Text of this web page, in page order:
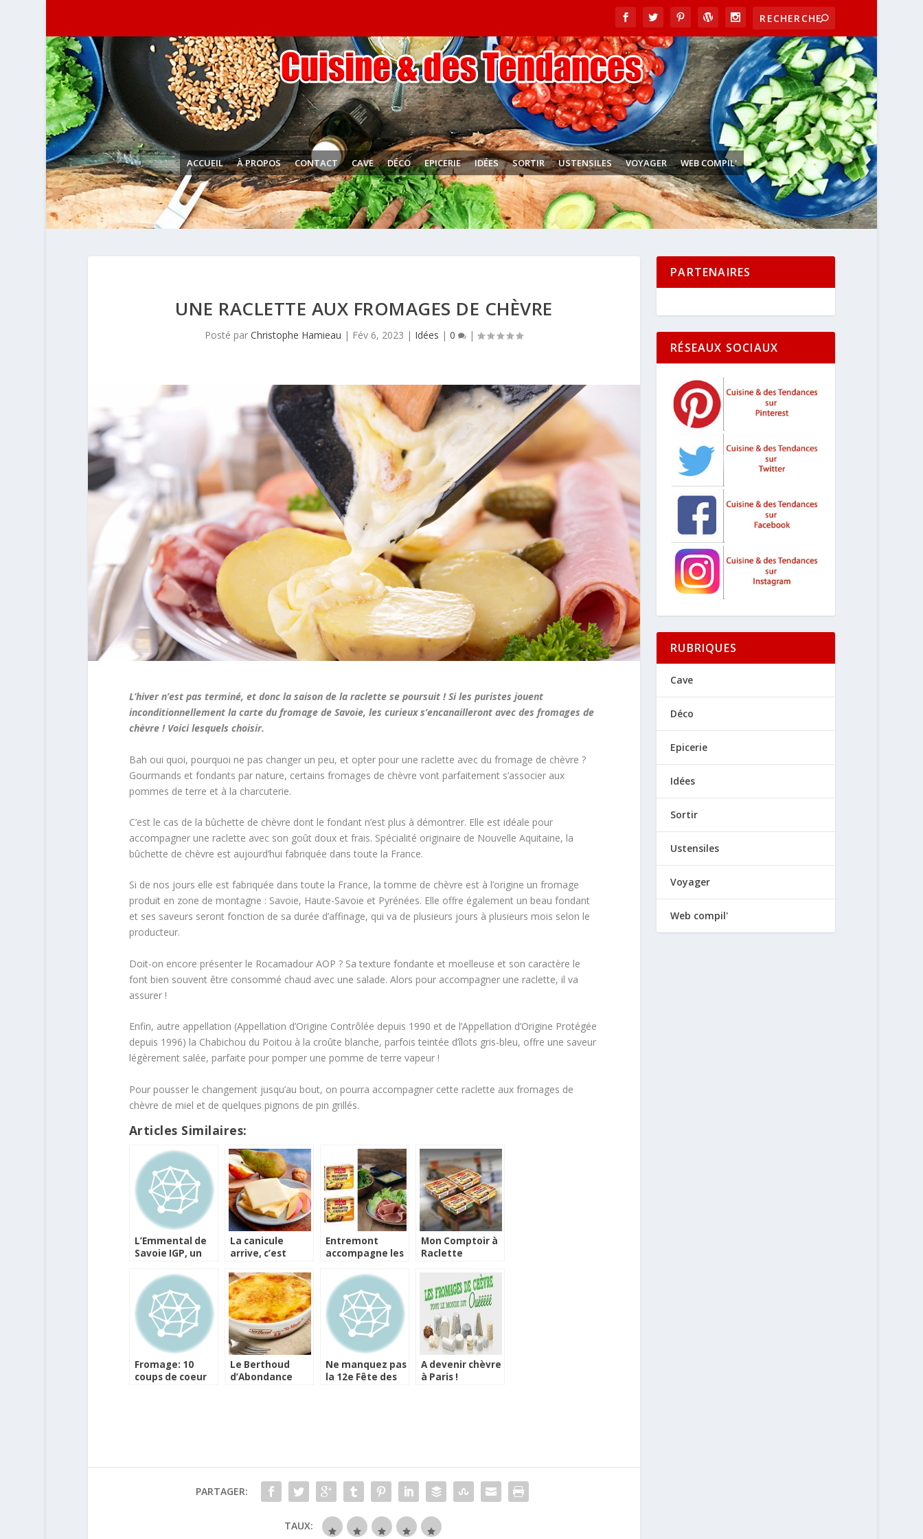
ACCUEIL À PROPOS CONTACT CAVE DÉCO EPICERIE IDÉES SORTIR USTENSILES VOYAGER WEB COMPIL'
UNE RACLETTE AUX FROMAGES DE CHÈVRE
Posté parChristophe Hamieau | Fév 6, 2023 | Idées |0 |
L’hiver n’est pas terminé, et donc la saison de la raclette se poursuit ! Si les puristes jouent
inconditionnellement la carte du fromage de Savoie, les curieux s’encanailleront avec des fromages de
chèvre ! Voici lesquels choisir.
Bah oui quoi, pourquoi ne pas changer un peu, et opter pour une raclette avec du fromage de chèvre ?
Gourmands et fondants par nature, certains fromages de chèvre vont parfaitement s’associer aux
pommes de terre et à la charcuterie.
C’est le cas de la bûchette de chèvre dont le fondant n’est plus à démontrer. Elle est idéale pour
accompagner une raclette avec son goût doux et frais. Spécialité originaire de Nouvelle Aquitaine, la
bûchette de chèvre est aujourd’hui fabriquée dans toute la France.
Si de nos jours elle est fabriquée dans toute la France, la tomme de chèvre est à l’origine un fromage
produit en zone de montagne : Savoie, Haute-Savoie et Pyrénées. Elle offre également un beau fondant
et ses saveurs seront fonction de sa durée d’affinage, qui va de plusieurs jours à plusieurs mois selon le
producteur.
Doit-on encore présenter le Rocamadour AOP ? Sa texture fondante et moelleuse et son caractère le
font bien souvent être consommé chaud avec une salade. Alors pour accompagner une raclette, il va
assurer !
Enfin, autre appellation (Appellation d’Origine Contrôlée depuis 1990 et de l’Appellation d’Origine Protégée
depuis 1996) la Chabichou du Poitou à la croûte blanche, parfois teintée d’îlots gris-bleu, offre une saveur
légèrement salée, parfaite pour pomper une pomme de terre vapeur !
Pour pousser le changement jusqu’au bout, on pourra accompagner cette raclette aux fromages de
chèvre de miel et de quelques pignons de pin grillés.
Articles Similaires:
L’Emmental de
Savoie IGP, un
fromage à ne
pas oublier
La canicule
arrive, c’est
raclette !
Entremont
accompagne les
raclette
Mon Comptoir à
Raclette
Fromage: 10
coups de coeur
Le Berthoud
d’Abondance
Ne manquez pas
la 12e Fête des
A devenir chèvre
à Paris !
PARTAGER:
TAUX:
PARTENAIRES
RÉSEAUX SOCIAUX
RUBRIQUES
Cave
Déco
Epicerie
Idées
Sortir
Ustensiles
Voyager
Web compil'